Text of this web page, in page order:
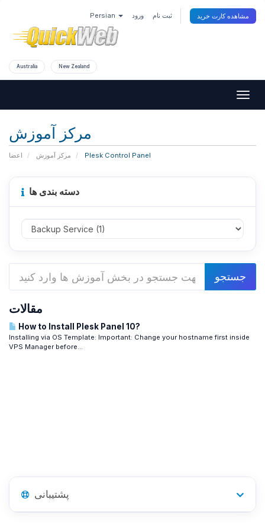
Persian ورود ثبت نام مشاهده کارت خرید
Australia New Zealand
مرکز آموزش
اعضا مرکز آموزش Plesk Control Panel
دسته بندی ها
مقالات
How to Install Plesk Panel 10?
Installing via OS Template: Important: Change your hostname first inside
VPS Manager before...
پشتیبانی